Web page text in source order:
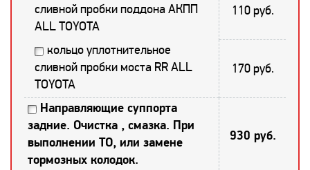
сливной пробки поддона АКПП
ALL TOYOTA
110 руб.
кольцо уплотнительное
сливной пробки моста RR ALL
TOYOTA
170 руб.
Направляющие суппорта
задние. Очистка , смазка. При
выполнении ТО, или замене
тормозных колодок.
930 руб.